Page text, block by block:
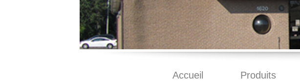
Accueil Produits